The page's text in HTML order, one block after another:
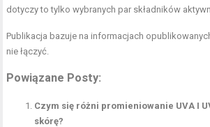
dotyczy to tylko wybranych par składników
Publikacja bazuje na informacjach
nie łączyć
Powiązane Posty:
Czym się różni promieniowanie UVA I
skórę?